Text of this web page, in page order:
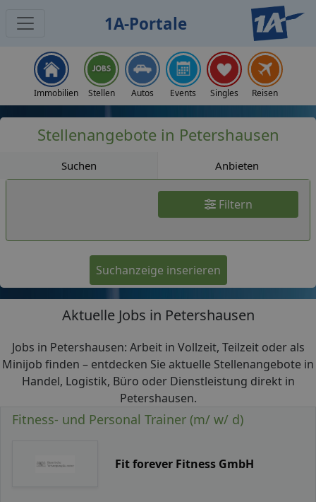
1A-Portale
Immobilien Stellen Autos Events Singles Reisen
Stellenangebote in Petershausen
Suchen Anbieten
Filtern
Suchanzeige inserieren
Aktuelle Jobs in Petershausen
Jobs in Petershausen: Arbeit in Vollzeit, Teilzeit oder als
Minijob finden – entdecken Sie aktuelle Stellenangebote in
Handel, Logistik, Büro oder Dienstleistung direkt in
Petershausen.
Fitness- und Personal Trainer (m/ w/ d)
Fit forever Fitness GmbH